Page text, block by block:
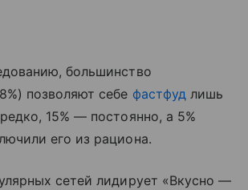
большинство
позволяют себе фастфудлишь
15% — постоянно, а 5%
его из рациона.
сетей лидирует «Вкусно —